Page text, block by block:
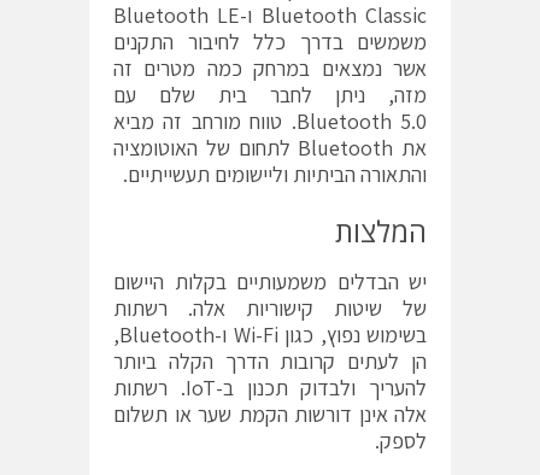
Bluetooth Classic ו-Bluetooth LE
משמשים בדרך כלל לחיבור התקנים
אשר נמצאים במרחק כמה מטרים זה
מזה, ניתן לחבר בית שלם עם
Bluetooth 5.0. טווח מורחב זה מביא
את Bluetooth לתחום של האוטומציה
והתאורה הביתיות וליישומים תעשייתיים.
המלצות
יש הבדלים משמעותיים בקלות היישום
של שיטות קישוריות אלה. רשתות
בשימוש נפוץ, כגון Wi-Fi ו-Bluetooth,
הן לעתים קרובות הדרך הקלה ביותר
להעריך ולבדוק תכנון ב-IoT. רשתות
אלה אינן דורשות הקמת שער או תשלום
לספק.